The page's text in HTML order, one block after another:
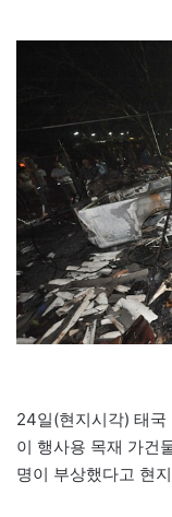
24일(현지시각) 태
이 행사용 목재 가건
명이 부상했다고 현